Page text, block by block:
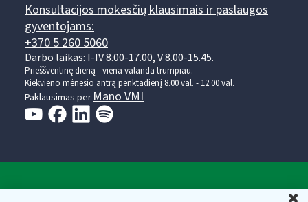
Konsultacijos mokesčių klausimais ir paslaugos
gyventojams:
+370 5 260 5060
Darbo laikas: I-IV 8.00-17.00, V 8.00-15.45.
Prieššventinę dieną - viena valanda trumpiau.
Kiekvieno mėnesio antrą penktadienį 8.00 val. - 12.00 val.
Paklausimas per Mano VMI